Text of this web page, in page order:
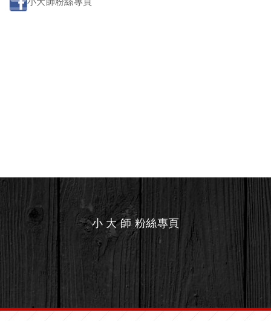
小 大 師 粉絲專頁